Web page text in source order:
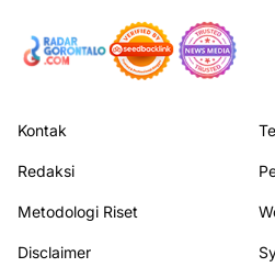
Kontak
Redaksi
Metodologi Riset
Disclaimer